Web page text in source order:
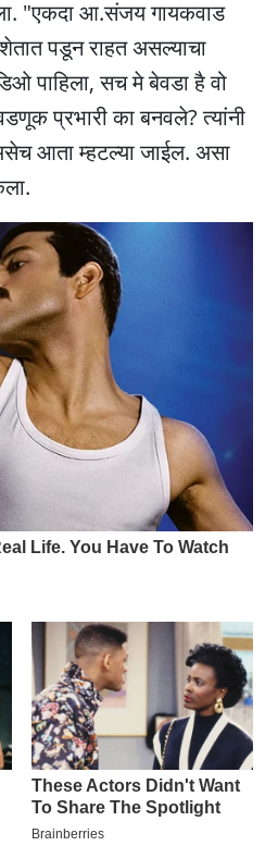
"एकदा आ.संजय गायकवाड
पडून राहत असल्याचा
पाहिला, सच मे बेवडा है वो
प्रभारी का बनवले? त्यांनी
आता म्हटल्या जाईल. असा